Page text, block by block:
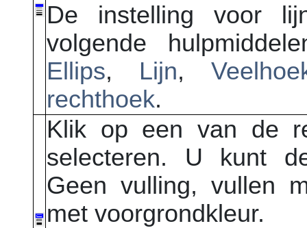
De instelling voor
volgende
Ellips, Lijn,
rechthoek.
Klik op een van de
selecteren. U kunt
Geen vulling, vullen
met voorgrondkleur.